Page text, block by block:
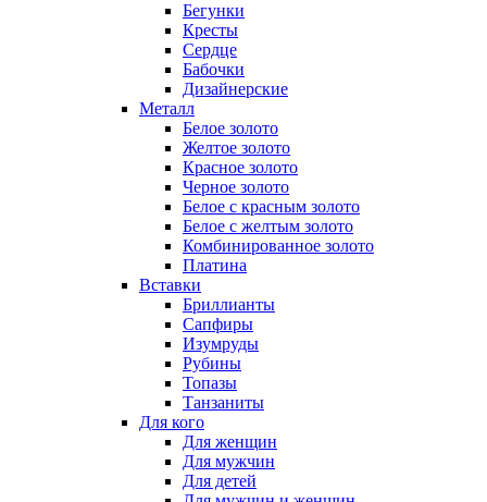
Бегунки
Кресты
Сердце
Бабочки
Дизайнерские
Металл
Белое золото
Желтое золото
Красное золото
Черное золото
Белое с красным золото
Белое с желтым золото
Комбинированное золото
Платина
Вставки
Бриллианты
Сапфиры
Изумруды
Рубины
Топазы
Танзаниты
Для кого
Для женщин
Для мужчин
Для детей